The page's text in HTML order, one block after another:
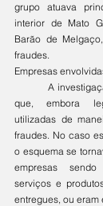
grupo atuava
interior de Mato
Barão de
fraudes.
Empresas
que, embora
utilizadas de
fraudes. No caso
o esquema se
empresas
serviços e
entregues, ou